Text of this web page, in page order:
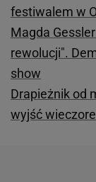
festiwalem w
Magda
rewolucji".
show
Drapieżnik od
wyjść